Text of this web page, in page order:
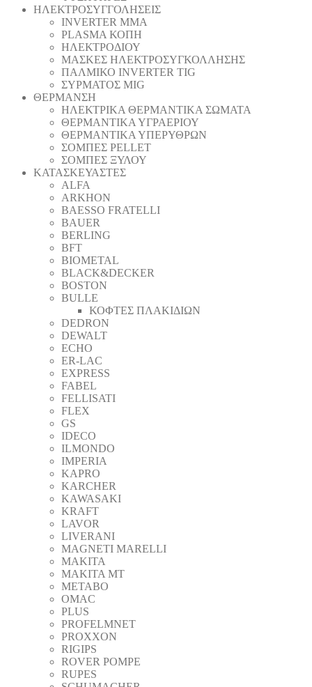
ΗΛΕΚΤΡΟΣΥΓΓΟΛΗΣΕΙΣ
INVERTER MMA
PLASMA ΚΟΠΗ
ΗΛΕΚΤΡΟΔΙΟΥ
ΜΑΣΚΕΣ ΗΛΕΚΤΡΟΣΥΓΚΟΛΛΗΣΗΣ
ΠΑΛΜΙΚΟ INVERTER TIG
ΣΥΡΜΑΤΟΣ MIG
ΘΕΡΜΑΝΣΗ
ΗΛΕΚΤΡΙΚΑ ΘΕΡΜΑΝΤΙΚΑ ΣΩΜΑΤΑ
ΘΕΡΜΑΝΤΙΚΑ ΥΓΡΑΕΡΙΟΥ
ΘΕΡΜΑΝΤΙΚΑ ΥΠΕΡΥΘΡΩΝ
ΣΟΜΠΕΣ PELLET
ΣΟΜΠΕΣ ΞΥΛΟΥ
ΚΑΤΑΣΚΕΥΑΣΤΕΣ
ALFA
ARKHON
BAESSO FRATELLI
BAUER
BERLING
BFT
BIOMETAL
BLACK&DECKER
BOSTON
BULLE
ΚΟΦΤΕΣ ΠΛΑΚΙΔΙΩΝ
DEDRON
DEWALT
ECHO
ER-LAC
EXPRESS
FABEL
FELLISATI
FLEX
GS
IDECO
ILMONDO
IMPERIA
KAPRO
KARCHER
KAWASAKI
KRAFT
LAVOR
LIVERANI
MAGNETI MARELLI
MAKITA
MAKITA MT
METABO
OMAC
PLUS
PROFELMNET
PROXXON
RIGIPS
ROVER POMPE
RUPES